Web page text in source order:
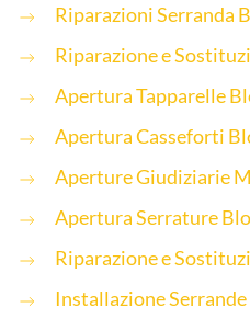
Riparazioni Serranda
Riparazione e
Apertura Tapparelle
Apertura Casseforti
Aperture Giudiziarie
Apertura Serrature
Riparazione e
Installazione